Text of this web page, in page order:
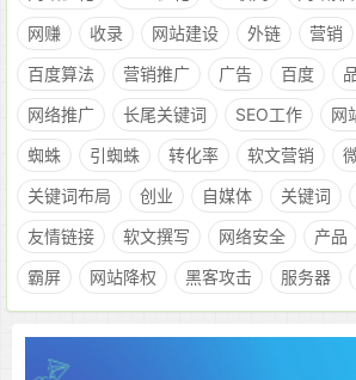
网赚
收录 网站建设 外链 营销
百度算法
营销推广 广告 百度
网络推广
长尾关键词 SEO工作 网
蜘蛛
引蜘蛛 转化率 软文营销
关键词布局
创业 自媒体 关键词
友情链接
软文撰写 网络安全 产品
霸屏
网站降权 黑客攻击 服务器